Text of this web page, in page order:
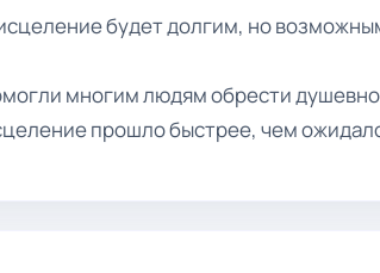
будет долгим, но
многим людям обрести
прошло быстрее, чем